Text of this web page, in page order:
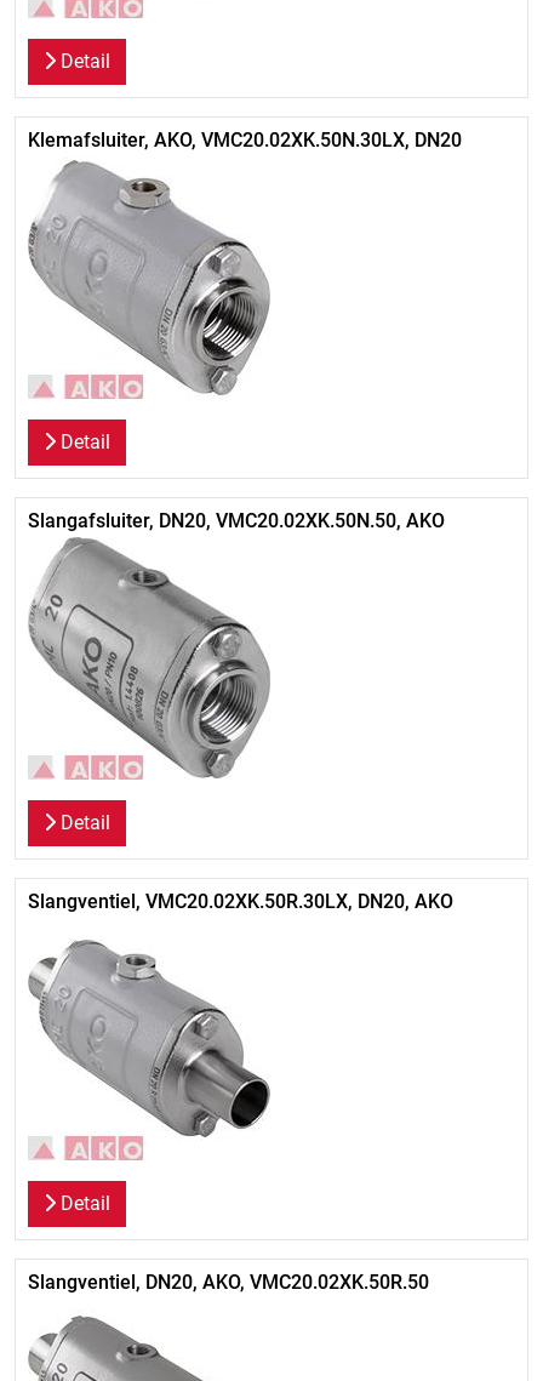
Detail
Klemafsluiter, AKO, VMC20.02XK.50N.30LX, DN20
Detail
Slangafsluiter, DN20, VMC20.02XK.50N.50, AKO
Detail
Slangventiel, VMC20.02XK.50R.30LX, DN20, AKO
Detail
Slangventiel, DN20, AKO, VMC20.02XK.50R.50